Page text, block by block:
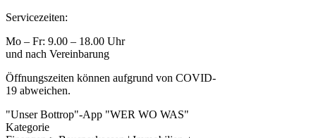
Servicezeiten:
Mo – Fr: 9.00 – 18.00 Uhr
und nach Vereinbarung
Öffnungszeiten können aufgrund von COVID-
19 abweichen.
"Unser Bottrop"-App "WER WO WAS"
Kategorie